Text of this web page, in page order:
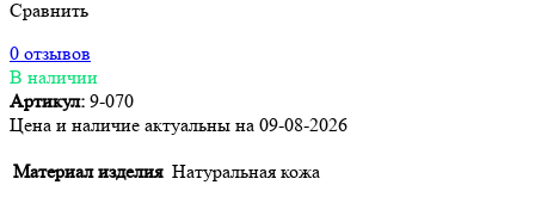
Сравнить
0 отзывов
В наличии
Артикул: 9-070
Цена и наличие актуальны на 09-08-2026
Материал изделия Натуральная кожа